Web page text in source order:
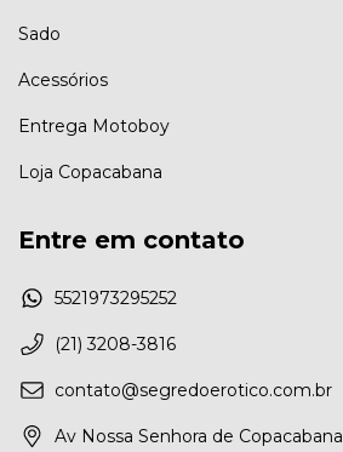
Sado
Acessórios
Entrega Motoboy
Loja Copacabana
Entre em contato
5521973295252
(21) 3208-3816
contato@segredoerotico.com.br
Av Nossa Senhora de